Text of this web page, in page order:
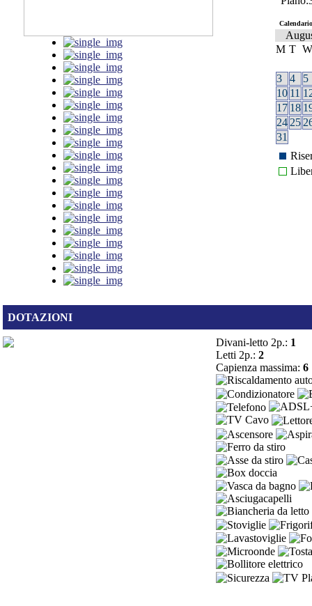
M T W
3 4
5
10 11
17 18
2425
31
DOTAZIONI
Divani-letto 2p.: 1
Letti 2p.: 2
Capienza massima: 6